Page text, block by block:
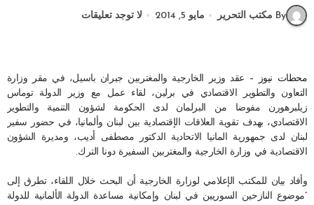
By مكتب التحرير مايو 5, 2014 لا توجد تعليقات
محطات نيوز – عقد وزير الخارجية والمغتربين جبران باسيل، في مقر وزارة
التعاون والتطوير الاقتصادي في برلين، لقاء عمل مع وزير الدولة توماس
زيلبرهورن مفوضا من البرلمان لدى الحكومة لشؤون التنمية والتطوير
الاقتصادي، بهدف تقوية العلاقات الإقتصادية بين لبنان وألمانيا، في حضور سفير
لبنان لدى جمهورية المانيا الاتحادية الدكتور مصطفى أديب، ومديرة الشؤون
الاقتصادية في وزارة الخارجية والمغتربين السفيرة دونا الترك.
وأفاد بيان للمكتب الإعلامي لوزارة الخارجية أن البحث خلال اللقاء، تطرق إلى
“موضوع النازحين السوريين في لبنان وإمكانية مساعدة الدولة الألمانية للدولة